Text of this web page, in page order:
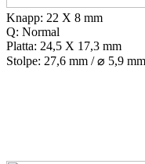
Knapp: 22 X 8 mm
Q: Normal
Platta: 24,5 X 17,3 mm
Stolpe: 27,6 mm / ⌀ 5,9 mm